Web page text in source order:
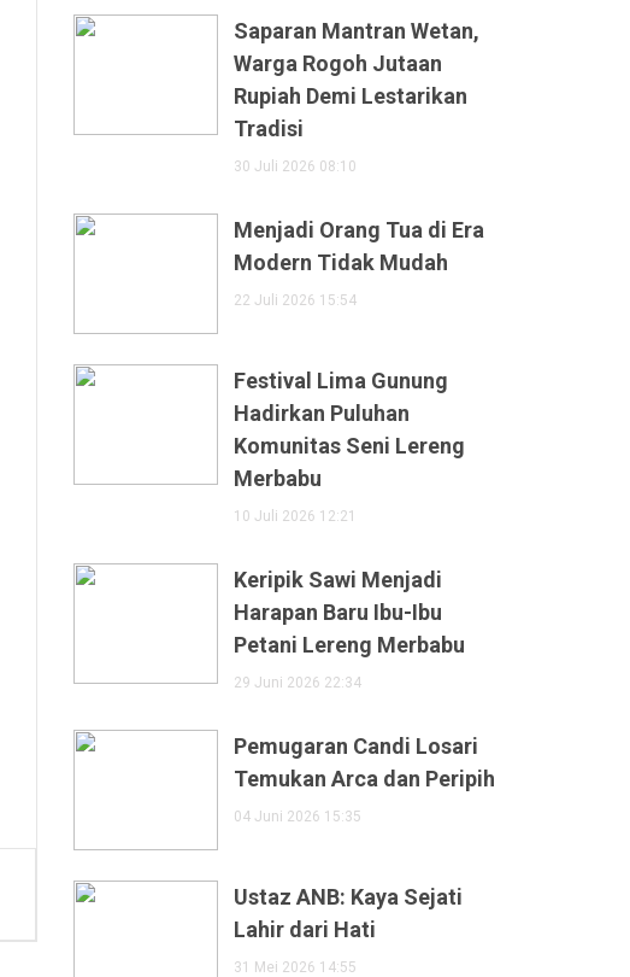
Saparan Mantran Wetan,
Warga Rogoh Jutaan
Rupiah Demi Lestarikan
Tradisi
30 Juli 2026 08:10
Menjadi Orang Tua di Era
Modern Tidak Mudah
22 Juli 2026 15:54
Festival Lima Gunung
Hadirkan Puluhan
Komunitas Seni Lereng
Merbabu
10 Juli 2026 12:21
Keripik Sawi Menjadi
Harapan Baru Ibu-Ibu
Petani Lereng Merbabu
29 Juni 2026 22:34
Pemugaran Candi Losari
Temukan Arca dan Peripih
04 Juni 2026 15:35
Ustaz ANB: Kaya Sejati
Lahir dari Hati
31 Mei 2026 14:55